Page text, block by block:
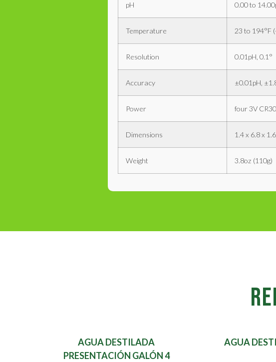
pH 0.00 to
Temperature 23 to 194°F
Resolution 0.01pH, 0.1°
Accuracy ±0.01pH,
Power four 3V
Dimensions 1.4 x 6.8 x
Weight 3.8oz (110g)
AGUA DESTILADA
PRESENTACIÓN GALÓN 4
AGUA